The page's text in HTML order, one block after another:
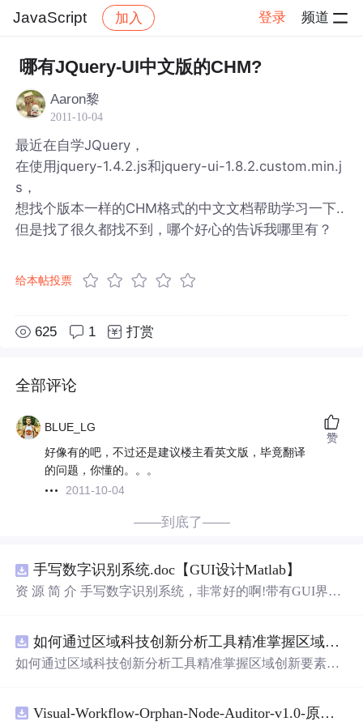
JavaScript 加入 登录 频道
社区 JavaScript 帖子详情
哪有JQuery-UI中文版的CHM?
Aaron黎
2011-10-04
最近在自学JQuery，
在使用jquery-1.4.2.js和jquery-ui-1.8.2.custom.min.j
s，
想找个版本一样的CHM格式的中文文档帮助学习一下..
但是找了很久都找不到，哪个好心的告诉我哪里有？
给本帖投票
625 1 打赏
全部评论
BLUE_LG
好像有的吧，不过还是建议楼主看英文版，毕竟翻译
的问题，你懂的。。。
2011-10-04
赞
——到底了——
手写数字识别系统.doc【GUI设计Matlab】
资 源 简 介 手写数字识别系统，非常好的啊!带有GUI界
带有直观的图形用户界面（GUI），非常容易使用。你只
需要将手写数字输入系统，它将立即给出准确的识别结
是一个非常方便和实用的工具，你一定会喜欢它的！
如何通过区域科技创新分析工具精准掌握区域创新要素分布与产业链融合现状？.docx
如何通过区域科技创新分析工具精准掌握区域创新要素分
Visual-Workflow-Orphan-Node-Auditor-v1.0-原创源码与文档.zip